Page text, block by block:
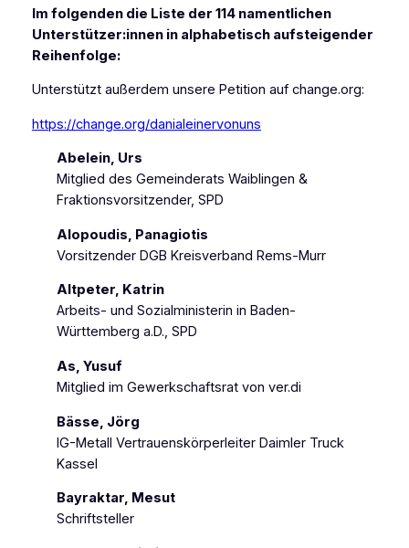
Im folgenden die Liste der 114 namentlichen
Unterstützer:innen in alphabetisch aufsteigender
Reihenfolge:
Unterstützt außerdem unsere Petition auf change.org:
https://change.org/danialeinervonuns
Abelein, Urs
Mitglied des Gemeinderats Waiblingen &
Fraktionsvorsitzender, SPD
Alopoudis, Panagiotis
Vorsitzender DGB Kreisverband Rems-Murr
Altpeter, Katrin
Arbeits- und Sozialministerin in Baden-
Württemberg a.D., SPD
As, Yusuf
Mitglied im Gewerkschaftsrat von ver.di
Bässe, Jörg
IG-Metall Vertrauenskörperleiter Daimler Truck
Kassel
Bayraktar, Mesut
Schriftsteller